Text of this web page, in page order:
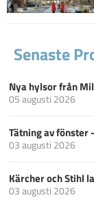
Senaste
Nya hylsor från
05 augusti 2026
Tätning av
03 augusti 2026
Kärcher och Stihl
03 augusti 2026